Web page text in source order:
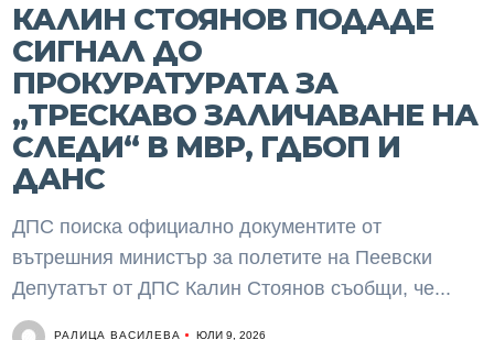
КАЛИН СТОЯНОВ ПОДАДЕ
СИГНАЛ ДО
ПРОКУРАТУРАТА ЗА
„ТРЕСКАВО ЗАЛИЧАВАНЕ НА
СЛЕДИ“ В МВР, ГДБОП И
ДАНС
ДПС поиска официално документите от
вътрешния министър за полетите на Пеевски
Депутатът от ДПС Калин Стоянов съобщи, че...
РАЛИЦА ВАСИЛЕВА ЮЛИ 9, 2026